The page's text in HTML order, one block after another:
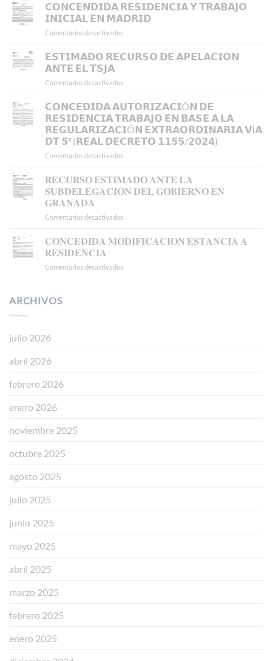
𝗖𝗢𝗡𝗖𝗘𝗡𝗗𝗜𝗗𝗔 𝗥𝗘𝗦𝗜𝗗𝗘𝗡𝗖𝗜𝗔 𝗬 𝗧𝗥𝗔𝗕𝗔𝗝𝗢
𝗜𝗡𝗜𝗖𝗜𝗔𝗟 𝗘𝗡 𝗠𝗔𝗗𝗥𝗜𝗗
Comentarios desactivados
𝗥𝗘𝗦𝗜𝗗𝗘𝗡𝗖𝗜𝗔
𝗠𝗔𝗗𝗥𝗜𝗗
𝗘𝗦𝗧𝗜𝗠𝗔𝗗𝗢 𝗥𝗘𝗖𝗨𝗥𝗦𝗢 𝗗𝗘 𝗔𝗣𝗘𝗟𝗔𝗖𝗜𝗢𝗡
𝗔𝗡𝗧𝗘 𝗘𝗟 𝗧𝗦𝗝𝗔
Comentarios desactivados
𝗥𝗘𝗖𝗨𝗥𝗦𝗢
𝗗𝗘
𝗔𝗣𝗘𝗟𝗔𝗖𝗜𝗢𝗡
𝗔𝗡𝗧𝗘
𝗘𝗟
𝗖𝗢𝗡𝗖𝗘𝗗𝗜𝗗𝗔 𝗔𝗨𝗧𝗢𝗥𝗜𝗭𝗔𝗖𝗜Ó𝗡 𝗗𝗘
𝗥𝗘𝗦𝗜𝗗𝗘𝗡𝗖𝗜𝗔 𝗧𝗥𝗔𝗕𝗔𝗝𝗢 𝗘𝗡 𝗕𝗔𝗦𝗘 𝗔 𝗟𝗔
𝗥𝗘𝗚𝗨𝗟𝗔𝗥𝗜𝗭𝗔𝗖𝗜Ó𝗡 𝗘𝗫𝗧𝗥𝗔𝗢𝗥𝗗𝗜𝗡𝗔𝗥𝗜𝗔 𝗩Í𝗔
𝗗𝗧 𝟱ª (𝗥𝗘𝗔𝗟 𝗗𝗘𝗖𝗥𝗘𝗧𝗢 𝟭𝟭𝟱𝟱/𝟮𝟬𝟮𝟰)
Comentarios desactivados
𝗔𝗨𝗧𝗢𝗥𝗜𝗭𝗔𝗖𝗜Ó𝗡
𝗗𝗘
𝗥𝗘𝗦𝗜𝗗𝗘𝗡𝗖𝗜𝗔
𝗔
𝐑𝐄𝐂𝐔𝐑𝐒𝐎 𝐄𝐒𝐓𝐈𝐌𝐀𝐃𝐎 𝐀𝐍𝐓𝐄 𝐋𝐀
𝐒𝐔𝐁𝐃𝐄𝐋𝐄𝐆𝐀𝐂𝐈𝐎𝐍 𝐃𝐄𝐋 𝐆𝐎𝐁𝐈𝐄𝐑𝐍𝐎 𝐄𝐍
𝐆𝐑𝐀𝐍𝐀𝐃𝐀
Comentarios desactivados
𝐄𝐒𝐓𝐈𝐌𝐀𝐃𝐎
𝐂𝐎𝐍𝐂𝐄𝐃𝐈𝐃𝐀 𝐌𝐎𝐃𝐈𝐅𝐈𝐂𝐀𝐂𝐈𝐎𝐍 𝐄𝐒𝐓𝐀𝐍𝐂𝐈𝐀 𝐀
𝐑𝐄𝐒𝐈𝐃𝐄𝐍𝐂𝐈𝐀
Comentarios desactivados
ARCHIVOS
julio 2026
abril 2026
febrero 2026
enero 2026
noviembre 2025
octubre 2025
agosto 2025
julio 2025
junio 2025
mayo 2025
abril 2025
marzo 2025
febrero 2025
enero 2025